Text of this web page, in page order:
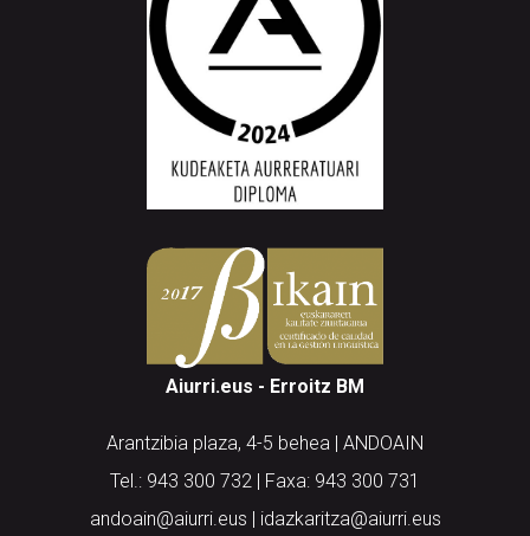
Aiurri.eus - Erroitz BM
Arantzibia plaza, 4-5 behea | ANDOAIN
Tel.: 943 300 732 | Faxa: 943 300 731
andoain@aiurri.eus | idazkaritza@aiurri.eus